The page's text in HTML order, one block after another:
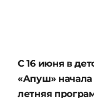
С 16 июня в
«Апуш» начала
летняя